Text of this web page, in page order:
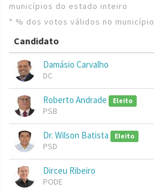
municípios do estado inteiro
* % dos votos válidos no município
Candidato
Damásio Carvalho
DC
Roberto Andrade Eleito
PSB
Dr. Wilson Batista Eleito
PSD
Dirceu Ribeiro
PODE